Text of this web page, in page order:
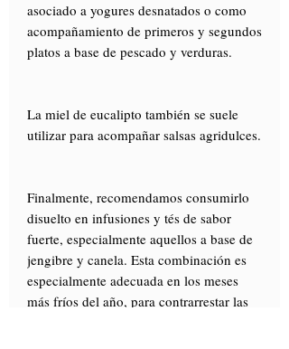
asociado a yogures desnatados o como
acompañamiento de primeros y segundos
platos a base de pescado y verduras.
La miel de eucalipto también se suele
utilizar para acompañar salsas agridulces.
Finalmente, recomendamos consumirlo
disuelto en infusiones y tés de sabor
fuerte, especialmente aquellos a base de
jengibre y canela. Esta combinación es
especialmente adecuada en los meses
más fríos del año, para contrarrestar las